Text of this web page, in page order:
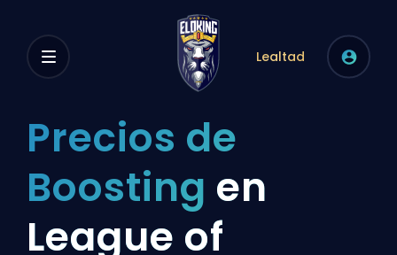
Lealtad
Precios de
Boosting en
League of